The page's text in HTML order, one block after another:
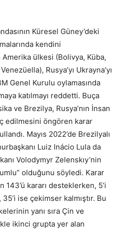
Küresel Güney’deki
kendini
ülkesi (Bolivya, Küba,
Rusya’yı Ukrayna’yı
Genel Kurulu oylamasında
katılmayı reddetti. Buça
ve Brezilya, Rusya’nın İnsan
edilmesini öngören karar
Mayıs 2022’de Brezilyalı
Luiz Inácio Lula da
Volodymyr Zelenskıy’nin
olduğunu söyledi. Karar
kararı desteklerken, 5’i
35’i ise çekimser kalmıştır. Bu
yanı sıra Çin ve
ikinci grupta yer alan